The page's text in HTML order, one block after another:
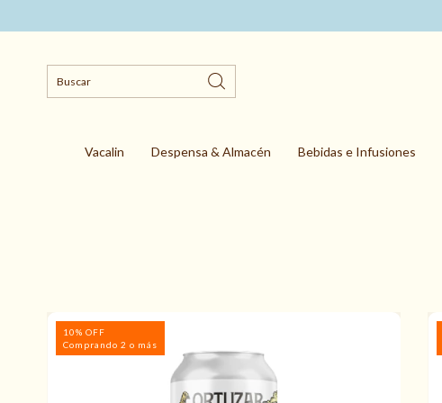
Vacalin Despensa & Almacén Bebidas e Infusiones
10% OFF
Comprando 2 o más